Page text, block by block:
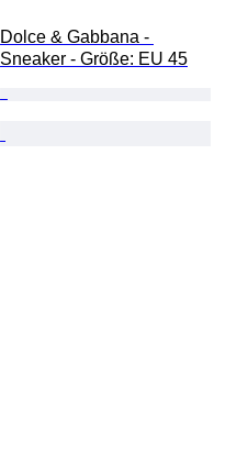
Dolce & Gabbana -
Sneaker - Größe: EU 45